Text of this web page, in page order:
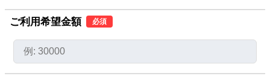
ご利用希望金額 必須